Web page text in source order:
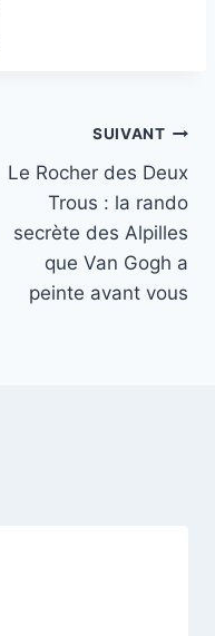
SUIVANT
Le Rocher des Deux
Trous : la rando
secrète des Alpilles
que Van Gogh a
peinte avant vous